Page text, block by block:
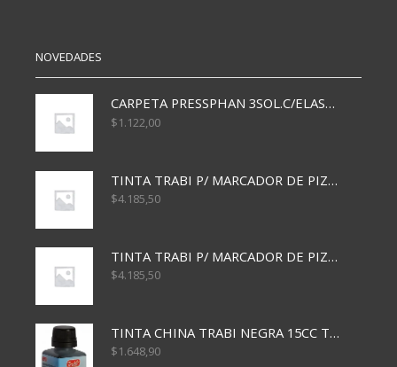
NOVEDADES
CARPETA PRESSPHAN 3SOL.C/ELAST MARRON A4 P01A
$1.122,00
TINTA TRABI P/ MARCADOR DE PIZARRA x30ml AZUL
$4.185,50
TINTA TRABI P/ MARCADOR DE PIZARRA x30ml ROJO
$4.185,50
TINTA CHINA TRABI NEGRA 15CC TR3460
$1.648,90